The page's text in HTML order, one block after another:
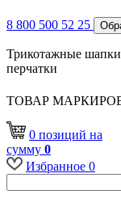
8 800 500 52 25
Трикотажные
перчатки
ТОВАР
0 позиций на
сумму 0
Избранное 0